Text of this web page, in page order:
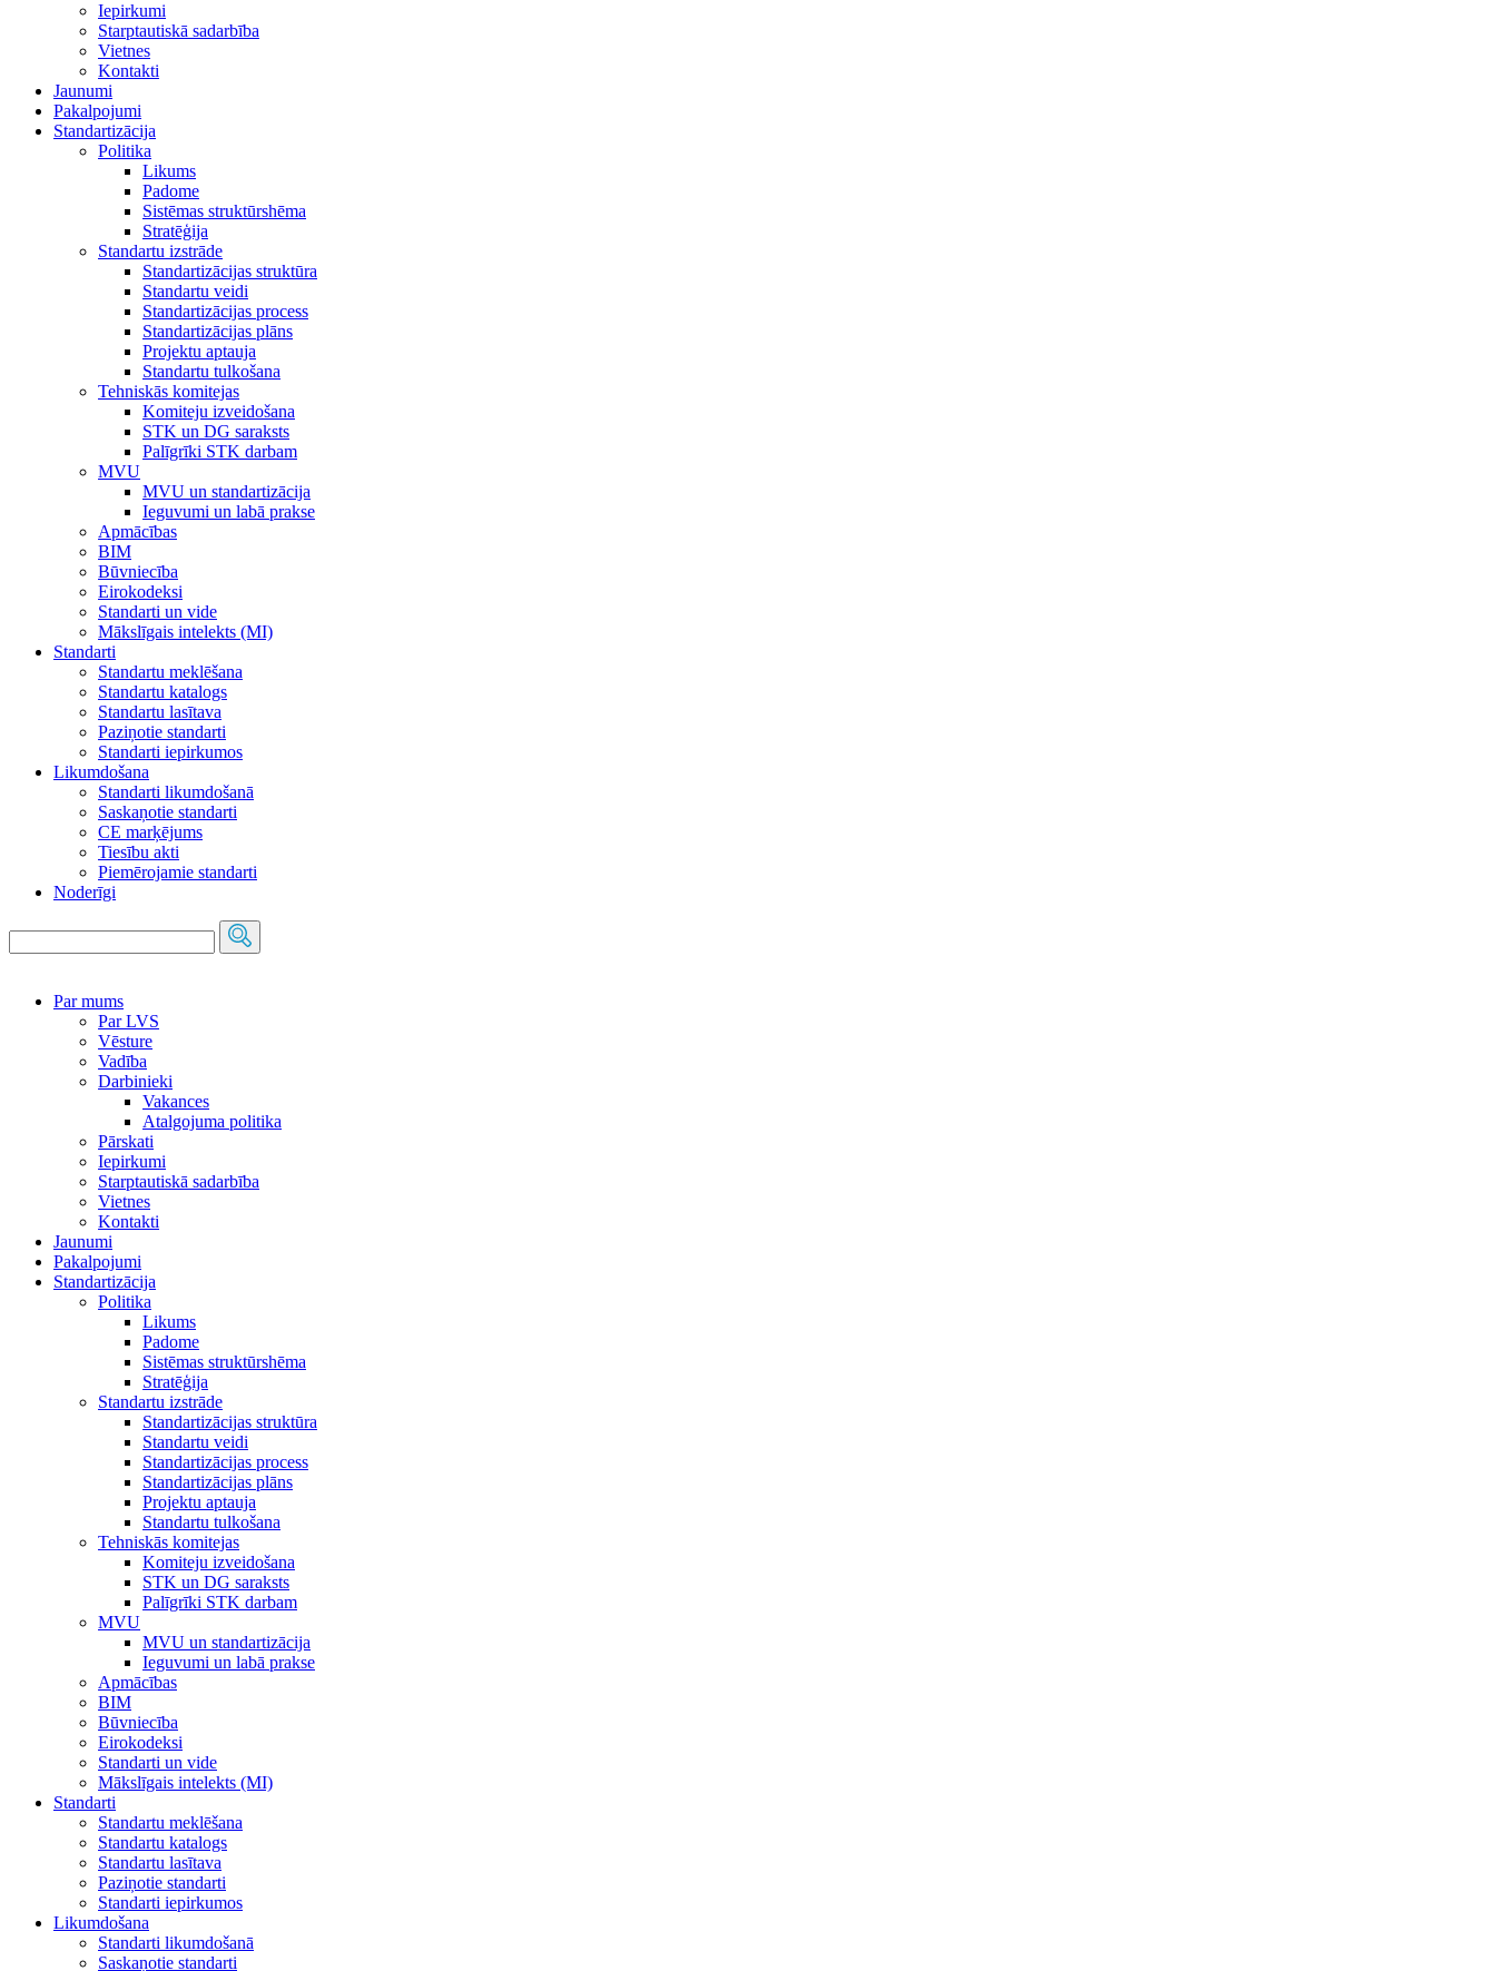
Iepirkumi
Starptautiskā sadarbība
Vietnes
Kontakti
Jaunumi
Pakalpojumi
Standartizācija
Politika
Likums
Padome
Sistēmas struktūrshēma
Stratēģija
Standartu izstrāde
Standartizācijas struktūra
Standartu veidi
Standartizācijas process
Standartizācijas plāns
Projektu aptauja
Standartu tulkošana
Tehniskās komitejas
Komiteju izveidošana
STK un DG saraksts
Palīgrīki STK darbam
MVU
MVU un standartizācija
Ieguvumi un labā prakse
Apmācības
BIM
Būvniecība
Eirokodeksi
Standarti un vide
Mākslīgais intelekts (MI)
Standarti
Standartu meklēšana
Standartu katalogs
Standartu lasītava
Paziņotie standarti
Standarti iepirkumos
Likumdošana
Standarti likumdošanā
Saskaņotie standarti
CE marķējums
Tiesību akti
Piemērojamie standarti
Noderīgi
Par mums
Par LVS
Vēsture
Vadība
Darbinieki
Vakances
Atalgojuma politika
Pārskati
Iepirkumi
Starptautiskā sadarbība
Vietnes
Kontakti
Jaunumi
Pakalpojumi
Standartizācija
Politika
Likums
Padome
Sistēmas struktūrshēma
Stratēģija
Standartu izstrāde
Standartizācijas struktūra
Standartu veidi
Standartizācijas process
Standartizācijas plāns
Projektu aptauja
Standartu tulkošana
Tehniskās komitejas
Komiteju izveidošana
STK un DG saraksts
Palīgrīki STK darbam
MVU
MVU un standartizācija
Ieguvumi un labā prakse
Apmācības
BIM
Būvniecība
Eirokodeksi
Standarti un vide
Mākslīgais intelekts (MI)
Standarti
Standartu meklēšana
Standartu katalogs
Standartu lasītava
Paziņotie standarti
Standarti iepirkumos
Likumdošana
Standarti likumdošanā
Saskaņotie standarti